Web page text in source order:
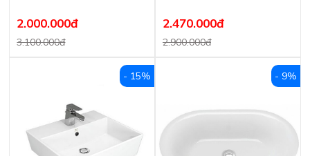
2.000.000đ
3.100.000đ
2.470.000đ
2.900.000đ
- 15% - 9%